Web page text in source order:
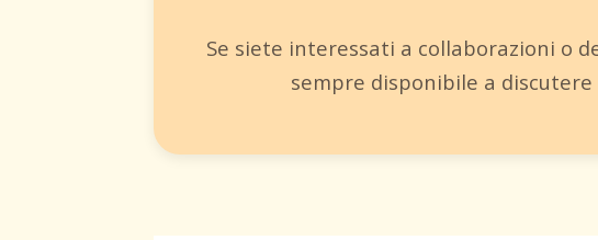
Se siete interessati a collaborazioni o
sempre disponibile a